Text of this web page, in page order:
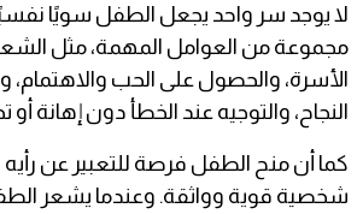
لا يوجد سر واحد يجعل الطفل سويًا
مجموعة من العوامل المهمة، مثل
الأسرة، والحصول على الحب والاهتمام،
النجاح، والتوجيه عند الخطأ دون إهانة أو
كما أن منح الطفل فرصة للتعبير عن رأيه
شخصية قوية وواثقة. وعندما يشعر